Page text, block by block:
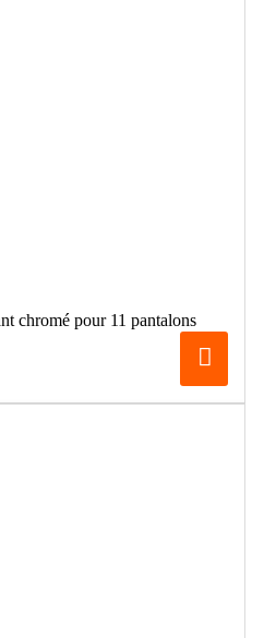
chromé pour 11 pantalons